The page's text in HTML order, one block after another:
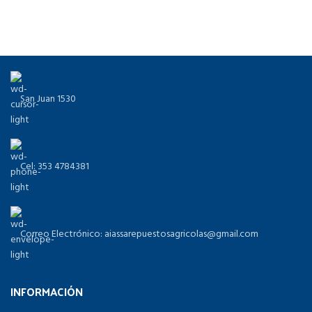
San Juan 1530
Cel: 353 4784381
Correo Electrónico: aiassarepuestosagricolas@gmail.com
INFORMACIÓN